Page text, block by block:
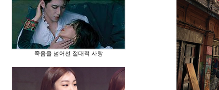
죽음을 넘어선 절대적 사랑